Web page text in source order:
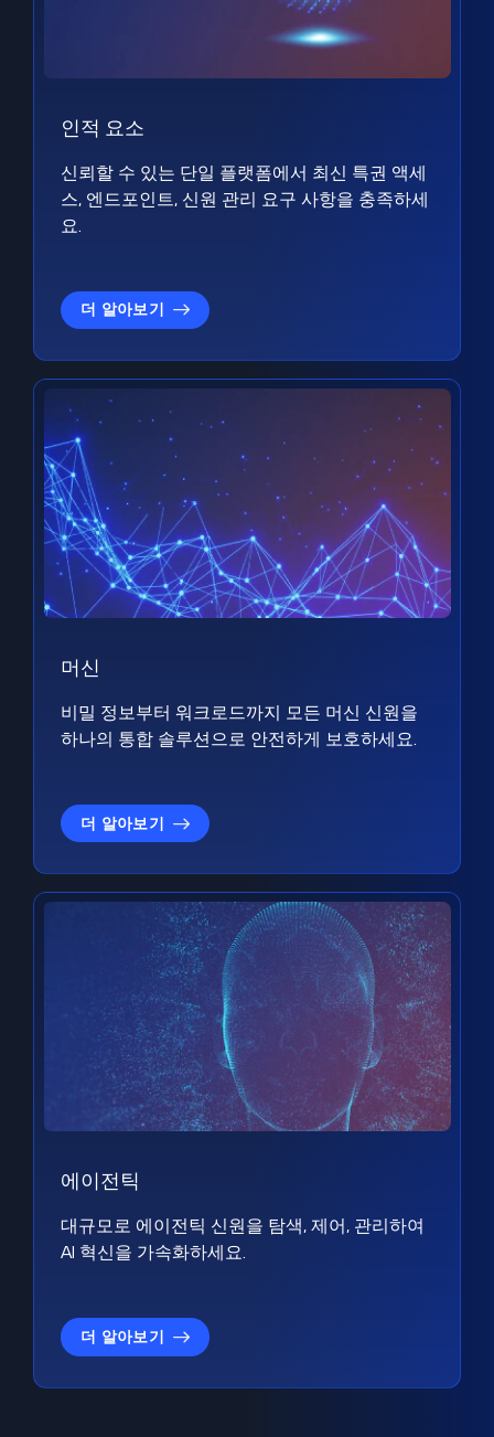
인적 요소
신뢰할 수 있는 단일 플랫폼에서 최신 특권 액세
스, 엔드포인트, 신원 관리 요구 사항을 충족하세
요.
더 알아보기
머신
비밀 정보부터 워크로드까지 모든 머신 신원을
하나의 통합 솔루션으로 안전하게 보호하세요.
더 알아보기
에이전틱
대규모로 에이전틱 신원을 탐색, 제어, 관리하여
AI 혁신을 가속화하세요.
더 알아보기